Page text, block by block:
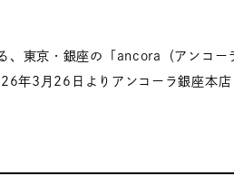
、東京・銀座の「ancora（アンコ
年3月26日よりアンコーラ銀座本店